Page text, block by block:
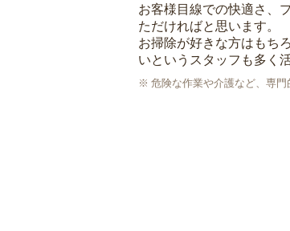
お客様目線での快適さ、
ただければと思います。
お掃除が好きな方はもち
いというスタッフも多く
危険な作業や介護など、専門